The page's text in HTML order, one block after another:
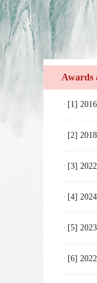
Awards
[1]
[2]
[3]
[4]
[5]
[6]